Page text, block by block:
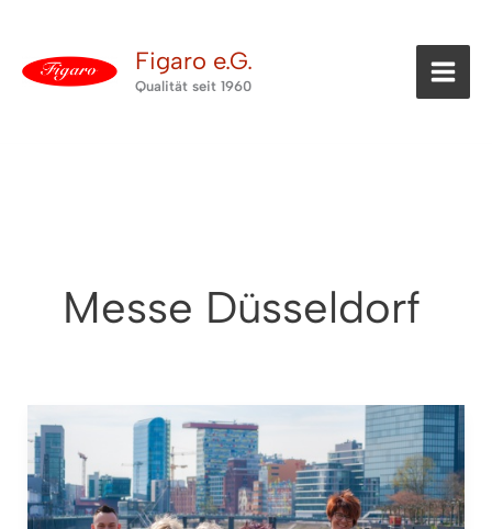
springen
Figaro e.G.
Qualität seit 1960
Messe Düsseldorf
Düsseldorf
Top
Hair
2017